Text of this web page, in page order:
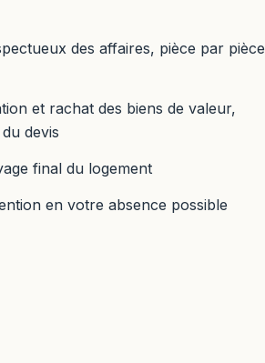
des affaires, pièce par pièce
et rachat des biens de valeur,
devis
final du logement
en votre absence possible